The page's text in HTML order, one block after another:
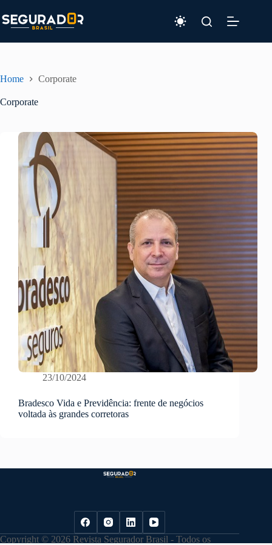
para
o
Home Corporate
Corporate
23/10/2024
Bradesco Vida e Previdência: frente de negócios
voltada às grandes corretoras
Copyright © 2026 Revista Segurador Brasil - Todos os